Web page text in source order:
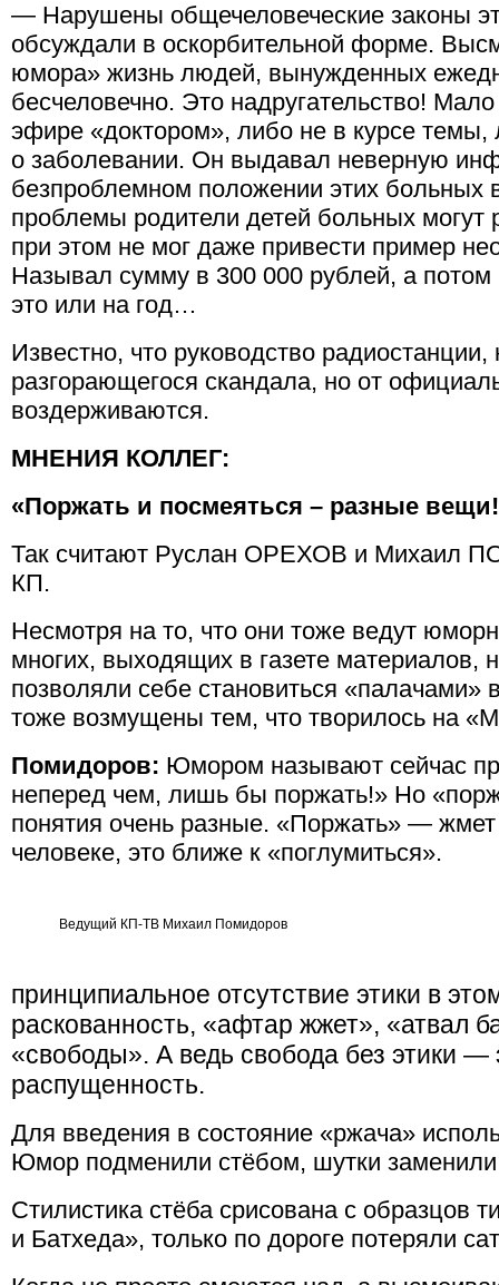
— Нарушены общечеловеческие законы
обсуждали в оскорбительной форме.
юмора» жизнь людей, вынужденных
бесчеловечно. Это надругательство!
эфире «доктором», либо не в курсе
о заболевании. Он выдавал неверную
безпроблемном положении этих больных
проблемы родители детей больных могут
при этом не мог даже привести пример
Называл сумму в 300 000 рублей, а
это или на год…
Известно, что руководство
разгорающегося скандала, но от
воздерживаются.
МНЕНИЯ КОЛЛЕГ:
«Поржать и посмеяться – разные
Так считают Руслан ОРЕХОВ и Михаил
КП.
Несмотря на то, что они тоже ведут
многих, выходящих в газете материалов,
позволяли себе становиться «палачами»
тоже возмущены тем, что творилось на
Помидоров: Юмором называют сейчас
неперед чем, лишь бы поржать!» Но
понятия очень разные. «Поржать» — жмет
человеке, это ближе к «поглумиться».
Ведущий КП-ТВ Михаил Помидоров
принципиальное отсутствие этики в
раскованность, «афтар жжет», «атвал
«свободы». А ведь свобода без этики —
распущенность.
Для введения в состояние «ржача»
Юмор подменили стёбом, шутки
Стилистика стёба срисована с образцов
и Батхеда», только по дороге потеряли